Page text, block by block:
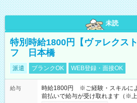
未読
特別時給1800円【ヴァレクス
フ 日本橋
派遣 ブランクOK WEB登録・面接OK
給与
時給1800円 ※ご経験・スキルに
前払いで給与が受け取れます（※上